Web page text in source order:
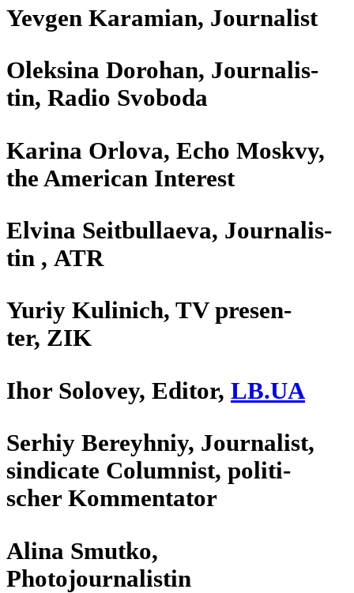
Yevgen Kara­mian, Journalist
Olek­sina Dorohan, Jour­na­lis­
tin, Radio Svoboda
Karina Orlova, Echo Moskvy,
the Ame­ri­can Interest
Elvina Seit­bull­aeva, Jour­na­lis­
tin , ATR
Yuriy Kuli­nich, TV pre­sen­
ter, ZIK
Ihor Solovey, Editor, LB.UA
Serhiy Bereyh­niy, Jour­na­list,
sin­di­cate Colum­nist, poli­ti­
scher Kommentator
Alina Smutko,
Photojournalistin